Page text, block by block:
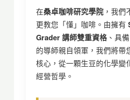
在桑卓咖啡研究學院，我們
更教您「懂」咖啡。由擁有
Grader 講師雙重資格、具
的導師親自領軍，我們將帶
核心，從一顆生豆的化學變
經營哲學。